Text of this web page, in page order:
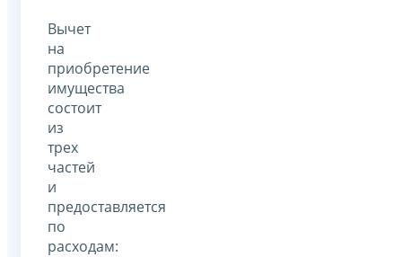
Вычет
на
приобретение
имущества
состоит
из
трех
частей
и
предоставляется
по
расходам: